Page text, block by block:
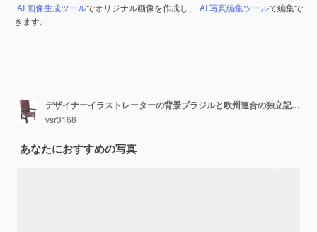
AI 画像生成ツールでオリジナル画像を作成し、 AI 写真編集ツールで編集で
きます。
デザイナーイラストレーターの背景ブラジルと欧州連合の独立記念日旗
vsr3168
あなたにおすすめの写真